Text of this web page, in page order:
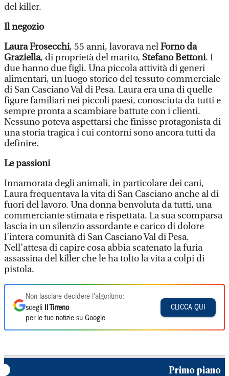
del killer.
Il negozio
Laura Frosecchi, 55 anni, lavorava nelForno da
Graziella, di proprietà del marito, Stefano Bettoni. I
due hanno due figli. Una piccola attività di generi
alimentari, un luogo storico del tessuto commerciale
di San Casciano Val di Pesa. Laura era una di quelle
figure familiari nei piccoli paesi, conosciuta da tutti e
sempre pronta a scambiare battute con i clienti.
Nessuno poteva aspettarsi che finisse protagonista di
una storia tragica i cui contorni sono ancora tutti da
definire.
Le passioni
Innamorata degli animali, in particolare dei cani,
Laura frequentava la vita di San Casciano anche al di
fuori del lavoro. Una donna benvoluta da tutti, una
commerciante stimata e rispettata. La sua scomparsa
lascia in un silenzio assordante e carico di dolore
l’intera comunità di San Casciano Val di Pesa.
Nell’attesa di capire cosa abbia scatenato la furia
assassina del killer che le ha tolto la vita a colpi di
pistola.
Non lasciare decidere l'algoritmo:
scegli
Il Tirreno
per le tue notizie su Google
CLICCA QUI
Primo piano